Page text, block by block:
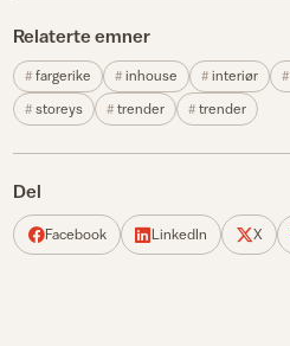
Relaterte emner
fargerike inhouse interiør
storeys
trender trender
Del
Facebook LinkedIn X